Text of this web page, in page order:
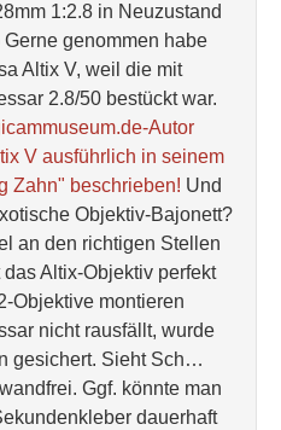
1:2.8 in Neuzustand
genommen habe
Altix V, weil die mit
2.8/50 bestückt war.
Autor
V ausführlich in seinem
Zahn" beschrieben! Und
Objektiv-Bajonett?
an den richtigen Stellen
Altix-Objektiv perfekt
Objektive montieren
nicht rausfällt, wurde
gesichert. Sieht Sch…
Ggf. könnte man
dauerhaft